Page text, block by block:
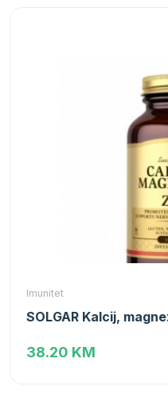
Imunitet
SOLGAR Kalcij,
38.20 KM